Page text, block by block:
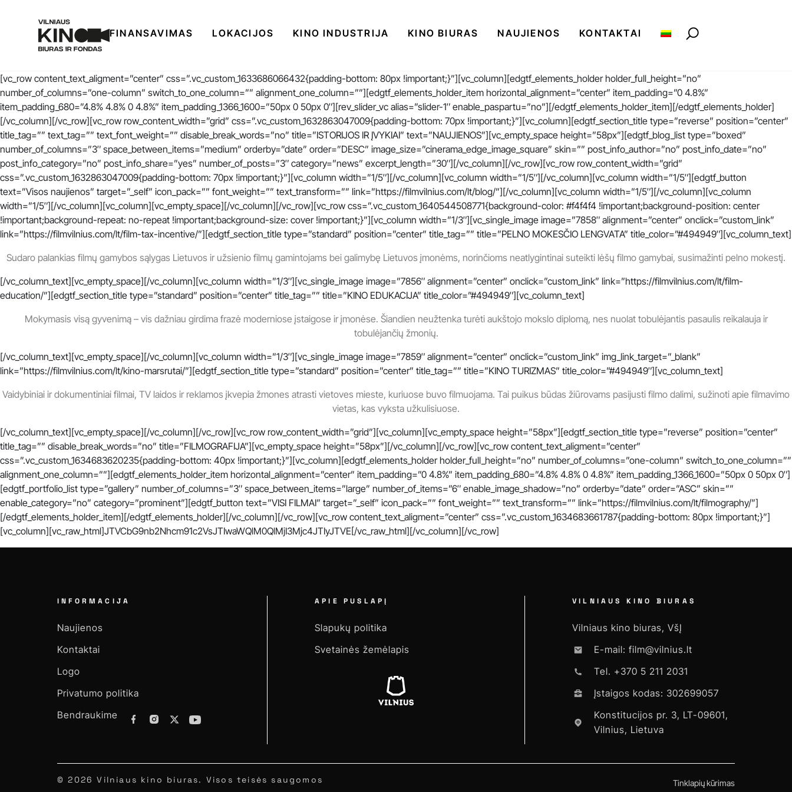
FINANSAVIMAS LOKACIJOS KINO INDUSTRIJA KINO BIURAS NAUJIENOS KONTAKTAI
[vc_row content_text_aligment=”center” css=”.vc_custom_1633686066432{padding-bottom: 80px !important;}”][vc_column][edgtf_elements_holder holder_full_height=”no”
number_of_columns=”one-column” switch_to_one_column=”” alignment_one_column=””][edgtf_elements_holder_item horizontal_alignment=”center” item_padding=”0 4.8%”
item_padding_680=”4.8% 4.8% 0 4.8%” item_padding_1366_1600=”50px 0 50px 0″][rev_slider_vc alias=”slider-1″ enable_paspartu=”no”][/edgtf_elements_holder_item][/edgtf_elements_holder]
[/vc_column][/vc_row][vc_row row_content_width=”grid” css=”.vc_custom_1632863047009{padding-bottom: 70px !important;}”][vc_column][edgtf_section_title type=”reverse” position=”center”
title_tag=”” text_tag=”” text_font_weight=”” disable_break_words=”no” title=”ISTORIJOS IR ĮVYKIAI” text=”NAUJIENOS”][vc_empty_space height=”58px”][edgtf_blog_list type=”boxed”
number_of_columns=”3″ space_between_items=”medium” orderby=”date” order=”DESC” image_size=”cinerama_edge_image_square” skin=”” post_info_author=”no” post_info_date=”no”
post_info_category=”no” post_info_share=”yes” number_of_posts=”3″ category=”news” excerpt_length=”30″][/vc_column][/vc_row][vc_row row_content_width=”grid”
css=”.vc_custom_1632863047009{padding-bottom: 70px !important;}”][vc_column width=”1/5″][/vc_column][vc_column width=”1/5″][/vc_column][vc_column width=”1/5″][edgtf_button
text=”Visos naujienos” target=”_self” icon_pack=”” font_weight=”” text_transform=”” link=”https://filmvilnius.com/lt/blog/”][/vc_column][vc_column width=”1/5″][/vc_column][vc_column
width=”1/5″][/vc_column][vc_column][vc_empty_space][/vc_column][/vc_row][vc_row css=”.vc_custom_1640544508771{background-color: #f4f4f4 !important;background-position: center
!important;background-repeat: no-repeat !important;background-size: cover !important;}”][vc_column width=”1/3″][vc_single_image image=”7858″ alignment=”center” onclick=”custom_link”
link=”https://filmvilnius.com/lt/film-tax-incentive/”][edgtf_section_title type=”standard” position=”center” title_tag=”” title=”PELNO MOKESČIO LENGVATA” title_color=”#494949″][vc_column_text]
Sudaro palankias filmų gamybos sąlygas Lietuvos ir užsienio filmų gamintojams bei galimybę Lietuvos įmonėms, norinčioms neatlygintinai suteikti lėšų filmo gamybai, susimažinti pelno mokestį.
[/vc_column_text][vc_empty_space][/vc_column][vc_column width=”1/3″][vc_single_image image=”7856″ alignment=”center” onclick=”custom_link” link=”https://filmvilnius.com/lt/film-
education/”][edgtf_section_title type=”standard” position=”center” title_tag=”” title=”KINO EDUKACIJA” title_color=”#494949″][vc_column_text]
Mokymasis visą gyvenimą – vis dažniau girdima frazė moderniose įstaigose ir įmonėse. Šiandien neužtenka turėti aukštojo mokslo diplomą, nes nuolat tobulėjantis pasaulis reikalauja ir
tobulėjančių žmonių.
[/vc_column_text][vc_empty_space][/vc_column][vc_column width=”1/3″][vc_single_image image=”7859″ alignment=”center” onclick=”custom_link” img_link_target=”_blank”
link=”https://filmvilnius.com/lt/kino-marsrutai/”][edgtf_section_title type=”standard” position=”center” title_tag=”” title=”KINO TURIZMAS” title_color=”#494949″][vc_column_text]
Vaidybiniai ir dokumentiniai filmai, TV laidos ir reklamos įkvepia žmones atrasti vietoves mieste, kuriuose buvo filmuojama. Tai puikus būdas žiūrovams pasijusti filmo dalimi, sužinoti apie filmavimo
vietas, kas vyksta užkulisiuose.
[/vc_column_text][vc_empty_space][/vc_column][/vc_row][vc_row row_content_width=”grid”][vc_column][vc_empty_space height=”58px”][edgtf_section_title type=”reverse” position=”center”
title_tag=”” disable_break_words=”no” title=”FILMOGRAFIJA”][vc_empty_space height=”58px”][/vc_column][/vc_row][vc_row content_text_aligment=”center”
css=”.vc_custom_1634683620235{padding-bottom: 40px !important;}”][vc_column][edgtf_elements_holder holder_full_height=”no” number_of_columns=”one-column” switch_to_one_column=””
alignment_one_column=””][edgtf_elements_holder_item horizontal_alignment=”center” item_padding=”0 4.8%” item_padding_680=”4.8% 4.8% 0 4.8%” item_padding_1366_1600=”50px 0 50px 0″]
[edgtf_portfolio_list type=”gallery” number_of_columns=”3″ space_between_items=”large” number_of_items=”6″ enable_image_shadow=”no” orderby=”date” order=”ASC” skin=””
enable_category=”no” category=”prominent”][edgtf_button text=”VISI FILMAI” target=”_self” icon_pack=”” font_weight=”” text_transform=”” link=”https://filmvilnius.com/lt/filmography/”]
[/edgtf_elements_holder_item][/edgtf_elements_holder][/vc_column][/vc_row][vc_row content_text_aligment=”center” css=”.vc_custom_1634683661787{padding-bottom: 80px !important;}”]
[vc_column][vc_raw_html]JTVCbG9nb2Nhcm91c2VsJTIwaWQlM0QlMjI3Mjc4JTIyJTVE[/vc_raw_html][/vc_column][/vc_row]
INFORMACIJA
Naujienos
Kontaktai
Logo
Privatumo politika
Bendraukime
APIE PUSLAPĮ
Slapukų politika
Svetainės žemėlapis
VILNIAUS KINO BIURAS
Vilniaus kino biuras, VšĮ
E-mail: film@vilnius.lt
Tel. +370 5 211 2031
Įstaigos kodas: 302699057
Konstitucijos pr. 3, LT-09601,
Vilnius, Lietuva
© 2026 Vilniaus kino biuras. Visos teisės saugomos Tinklapių kūrimas